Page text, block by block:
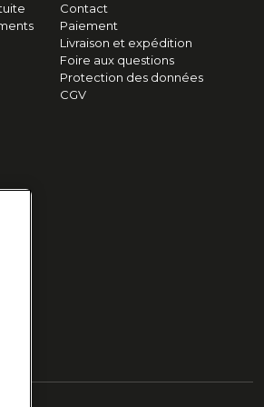
Contact
Paiement
Livraison et expédition
Foire aux questions
Protection des données
CGV